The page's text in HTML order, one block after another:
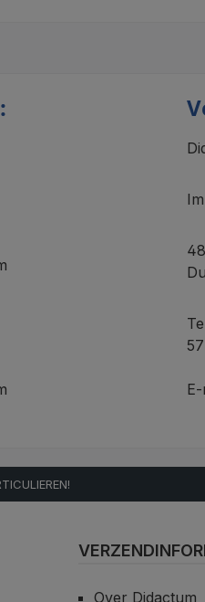
Over Didactum